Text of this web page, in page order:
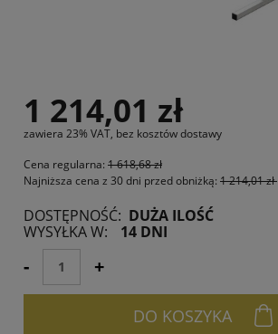
1 214,01 zł
zawiera 23% VAT, bez kosztów dostawy
Cena regularna: 1 618,68 zł
Najniższa cena z 30 dni przed obniżką: 1 214,01 zł
DOSTĘPNOŚĆ: DUŻA ILOŚĆ
WYSYŁKA W:
14 DNI
- +
DO KOSZYKA